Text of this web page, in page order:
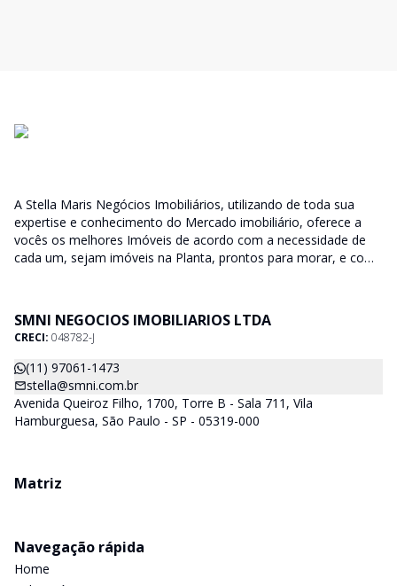
A Stella Maris Negócios Imobiliários, utilizando de toda sua
expertise e conhecimento do Mercado imobiliário, oferece a
vocês os melhores Imóveis de acordo com a necessidade de
cada um, sejam imóveis na Planta, prontos para morar, e com
nossos clientes. Nossos Corretores (todos Credenciados ao
CRECI-SP) estarão a disposição para lhes mostrar os imóveis
que já temos e, também buscamos Imóveis e regiões que
agradem aos nossos clientes. Procurando Casa, apartamento,
sala comercial, terrenos, galpões dentre outros produtos
imobiliários, é só nos chamar.
SMNI NEGOCIOS IMOBILIARIOS LTDA
CRECI: 048782-J
(11) 97061-1473
stella@smni.com.br
Avenida Queiroz Filho, 1700, Torre B - Sala 711, Vila
Hamburguesa, São Paulo - SP - 05319-000
Matriz
Navegação rápida
Home